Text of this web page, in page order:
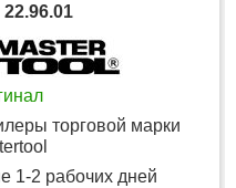
22.96.01
торговой марки
1-2 рабочих дней